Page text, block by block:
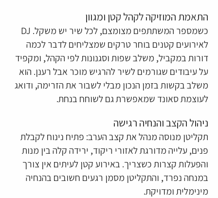
התאמת המוזיקה לקהל קטן ומגוון
כשמספר המשתתפים מצומצם, לכל שיר יש משקל. DJ
לאירועים קטנים בוחר טרקים שמצליחים לדבר לכמה
דורות במקביל, משלב שפות וסגנונות לפי הקהל, ומקפיד
על עיבודים שגורמים לשיר להרגיש מוכר אבל רענן. הוא
משלב בקשות בזמן הנכון מבלי לשבור את הזרימה, ודואג
לעוצמת סאונד שמאפשרת גם לשוחח בנחת.
ניהול הקצב והנחיה רגישה
תקליטן מנוסה מנהל את קצב הערב: פתיח נינוח לקבלת
פנים, עלייה מדורגת לאזורי ריקוד, ירידה קלה בין מנות
והפעלות קצרות כשצריך. באירוע קטן לעיתים אין צורך
במנחה נפרד, והתקליטן מסמן רגעים חשובים בהנחיה
מינימלית ומדויקת.